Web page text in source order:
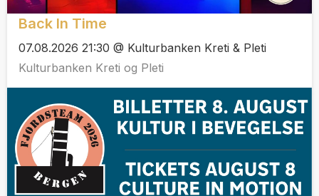
Back In Time
07.08.2026 21:30 @ Kulturbanken Kreti & Pleti
Kulturbanken Kreti og Pleti